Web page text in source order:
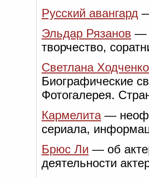
Русский авангард
Эльдар Рязанов —
творчество,
Светлана
Биографические
Фотогалерея.
Кармелита—
сериала,
Брюс Ли — об
деятельности